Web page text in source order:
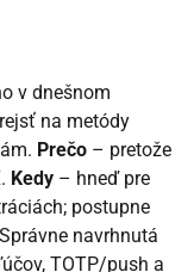
v dnešnom
na metódy
Prečo – pretože
Kedy – hneď pre
postupne
navrhnutá
TOTP/push a